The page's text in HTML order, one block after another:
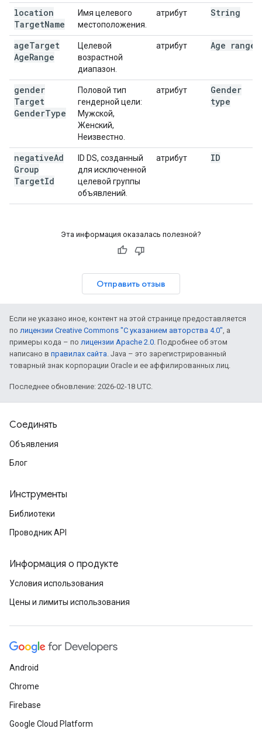
location
TargetName
Имя целевого
местоположения.
атрибут String
ageTarget
AgeRange
Целевой
возрастной
диапазон.
атрибут Age range
gender
Target
GenderType
Половой тип
гендерной цели:
Мужской,
Женский,
Неизвестно.
атрибут
Gender
type
negativeAd
Group
TargetId
ID DS, созданный
для исключенной
целевой группы
объявлений.
атрибут ID
Эта информация оказалась полезной?
Отправить отзыв
Если не указано иное, контент на этой странице предоставляется
по лицензии Creative Commons "С указанием авторства 4.0", а
примеры кода – по лицензии Apache 2.0. Подробнее об этом
написано в правилах сайта. Java – это зарегистрированный
товарный знак корпорации Oracle и ее аффилированных лиц.
Последнее обновление: 2026-02-18 UTC.
Соединять
Объявления
Блог
Инструменты
Библиотеки
Проводник API
Информация о продукте
Условия использования
Цены и лимиты использования
Android
Chrome
Firebase
Google Cloud Platform